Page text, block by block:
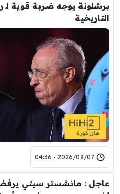
برشلونة يوجه ضربة قوية
التاريخية
2026/08/07 - 04:36
عاجل : مانشستر سيتي